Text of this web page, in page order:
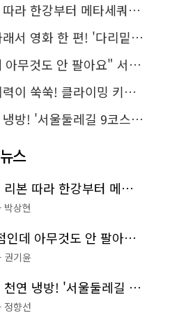
메타세쿼이아 숲길까지…서울둘레길 15코스
화 한 편! '다리밑 영화관' 무료 상영
팔아요" 서울에서 가장 특별한 편의점의 정체
! 클라이밍 키즈카페·어린이 체력장
울둘레길 9코스'로 숲속 피서 떠나볼까
스
주황색 리본 따라 한강부터 메타세쿼이아 숲길까지…서울둘레길 15코스
박상현
"편의점인데 아무것도 안 팔아요" 서울에서 가장 특별한 편의점의 정체
권기윤
이것이 천연 냉방! '서울둘레길 9코스'로 숲속 피서 떠나볼까
정향선